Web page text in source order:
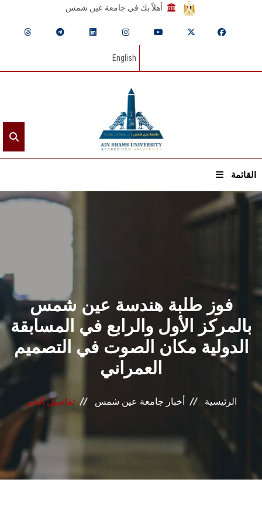
أهلاً بك في جامعة عين شمس
English
القائمة
القطاعـات
الشئون الأكاديمية
البحث العلمي
الرعاية الصحية
المراكز والوحدات
الأنظمة الذكية
الإعلام
فوز طلبة هندسة عين شمس
بالمركز الأول والرابع في المسابقة
الدولية مكان الصوت في التصميم
العمراني
الرئيسية أخبار جامعة عين شمس تفاصيل الخبر